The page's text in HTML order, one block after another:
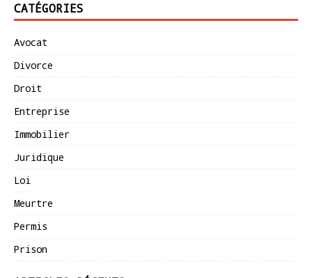
CATÉGORIES
Avocat
Divorce
Droit
Entreprise
Immobilier
Juridique
Loi
Meurtre
Permis
Prison